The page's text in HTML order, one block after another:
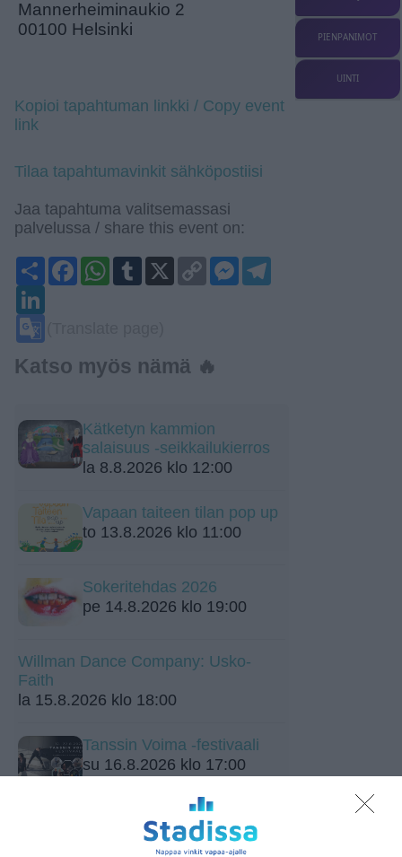
Mannerheiminaukio 2
00100 Helsinki
Kopioi tapahtuman linkki / Copy event
link
Tilaa tapahtumavinkit sähköpostiisi
Jaa tapahtuma valitsemassasi
palvelussa / share this event on:
ShareFacebook
WhatsApp
Tumblr
Copy
Link
Messenger
Katso myös nämä 🔥
Kätketyn kammion
salaisuus -seikkailukierros
la 8.8.2026 klo 12:00
Vapaan taiteen tilan pop up
to 13.8.2026 klo 11:00
Sokeritehdas 2026
pe 14.8.2026 klo 19:00
Willman Dance Company: Usko-
Faith
la 15.8.2026 klo 18:00
Tanssin Voima -festivaali
su 16.8.2026 klo 17:00
PIENPANIMOT
UINTI